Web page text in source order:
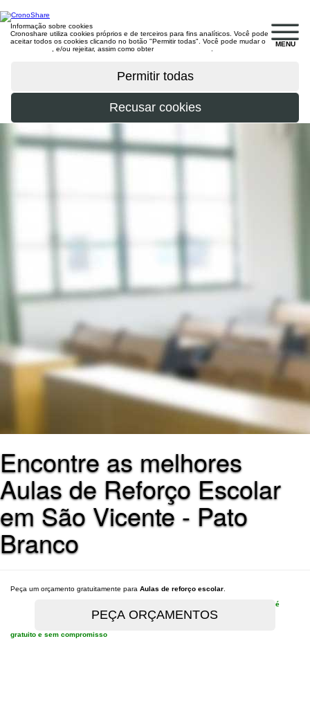
MENU
Informação sobre cookies
Cronoshare utiliza cookies próprios e de terceiros para fins analíticos. Você pode
aceitar todos os cookies clicando no botão "Permitir todas". Você pode mudar o
, e/ou rejeitar, assim como obter
Encontre as melhores
Aulas de Reforço Escolar
em São Vicente - Pato
Branco
Peça um orçamento gratuitamente para Aulas de reforço escolar
é
gratuito e sem compromisso